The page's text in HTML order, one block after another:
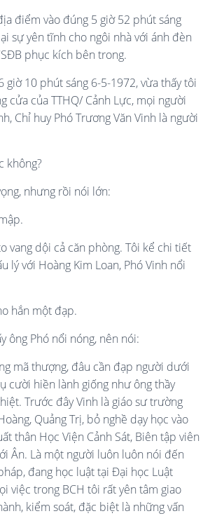
điểm vào đúng 5 giờ 52 phút sáng
sự yên tĩnh cho ngôi nhà với ánh đèn
phục kích bên trong.
giờ 10 phút sáng 6-5-1972, vừa thấy tôi
cửa của TTHQ/ Cảnh Lực, mọi người
Chỉ huy Phó Trương Văn Vinh là người
không?
nhưng rồi nói lớn:
vang dội cả căn phòng. Tôi kể chi tiết
lý với Hoàng Kim Loan, Phó Vinh nổi
hắn một đạp.
ông Phó nổi nóng, nên nói:
mã thượng, đâu cần đạp người dưới
cười hiền lành giống như ông thầy
Trước đây Vinh là giáo sư trường
Quảng Trị, bỏ nghề dạy học vào
thân Học Viện Cảnh Sát, Biên tập viên
Ân. Là một người luôn luôn nói đến
đang học luật tại Đại học Luật
việc trong BCH tôi rất yên tâm giao
kiểm soát, đặc biệt là những vấn